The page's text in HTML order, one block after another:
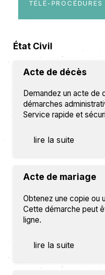
Télé-procédures
État Civil
Acte de décès
Demandez un acte de
démarches
Service rapide et
lire la suite
Acte de mariage
Obtenez une copie ou
Cette démarche peut
ligne.
lire la suite